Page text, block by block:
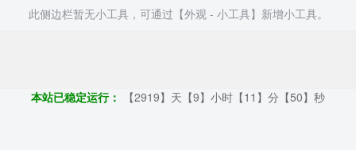
此侧边栏暂无小工具，可通过【外观 - 小工具】新增小工具。
本站已稳定运行：
【2919】天【9】小时【11】分【51】秒